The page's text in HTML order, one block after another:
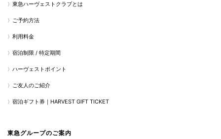
東急ハーヴェストクラブとは
ご予約方法
利用料金
宿泊制限 / 特定期間
ハーヴェストポイント
ご友人のご紹介
宿泊ギフト券｜HARVEST GIFT TICKET
東急グループのご案内